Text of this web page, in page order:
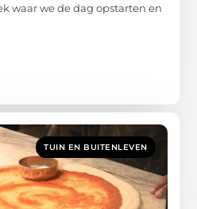
waar we de dag opstarten en
TUIN EN BUITENLEVEN